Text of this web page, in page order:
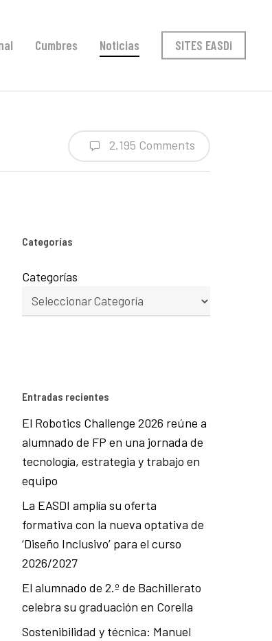
Cumbres Noticias SITES EASDi
2.195 Comments
Categorías
Categorías
Entradas recientes
El Robotics Challenge 2026 reúne a
alumnado de FP en una jornada de
tecnología, estrategia y trabajo en
equipo
La EASDI amplía su oferta
formativa con la nueva optativa de
‘Diseño Inclusivo’ para el curso
2026/2027
El alumnado de 2.º de Bachillerato
celebra su graduación en Corella
Sostenibilidad y técnica: Manuel